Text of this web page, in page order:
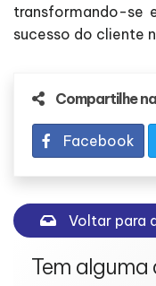
transformando-se
sucesso do cliente
Compartilhe
Facebook
Voltar para
Tem alguma